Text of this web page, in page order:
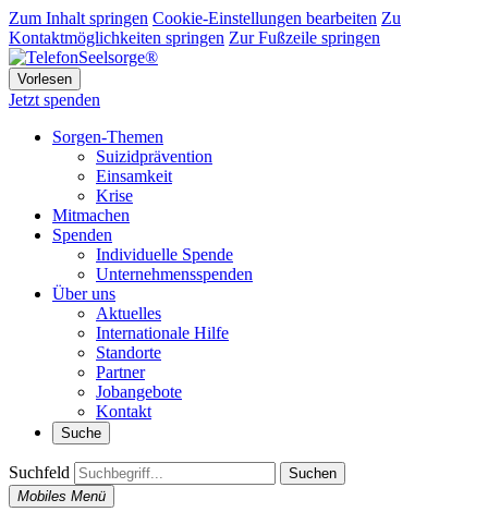
Zum Inhalt springen Cookie-Einstellungen bearbeiten Zu
Kontaktmöglichkeiten springen Zur Fußzeile springen
Vorlesen
Jetzt spenden
Sorgen-Themen
Suizidprävention
Einsamkeit
Krise
Mitmachen
Spenden
Individuelle Spende
Unternehmensspenden
Über uns
Aktuelles
Internationale Hilfe
Standorte
Partner
Jobangebote
Kontakt
Suche
Suchfeld
Suchen
Mobiles Menü